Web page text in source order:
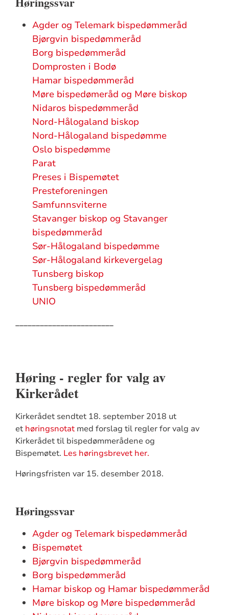
Agder og Telemark bispedømmeråd
Bjørgvin bispedømmeråd
Borg bispedømmeråd
Domprosten i Bodø
Hamar bispedømmeråd
Møre bispedømeråd og Møre biskop
Nidaros bispedømmeråd
Nord-Hålogaland biskop
Nord-Hålogaland bispedømme
Oslo bispedømme
Parat
Preses i Bispemøtet
Presteforeningen
Samfunnsviterne
Stavanger biskop og Stavanger
bispedømmeråd
Sør-Hålogaland bispedømme
Sør-Hålogaland kirkevergelag
Tunsberg biskop
Tunsberg bispedømmeråd
UNIO
________________________
Høring - regler for valg av
Kirkerådet
Kirkerådet sendtet 18. september 2018 ut
et høringsnotatmed forslag til regler for valg av
Kirkerådet til bispedømmerådene og
Bispemøtet. Les høringsbrevet her.
Høringsfristen var 15. desember 2018.
Høringssvar
Agder og Telemark bispedømmeråd
Bispemøtet
Bjørgvin bispedømmeråd
Borg bispedømmeråd
Hamar biskop og Hamar bispedømmeråd
Møre biskop og Møre bispedømmeråd